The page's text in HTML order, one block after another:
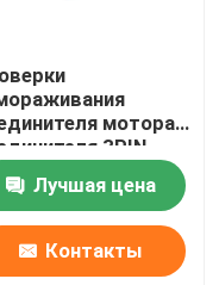
мотора
3PIN
Ebike
IP67
Лучшая цена
Контакты